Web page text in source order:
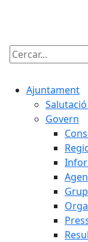
Cercar:
Ajuntament
Govern